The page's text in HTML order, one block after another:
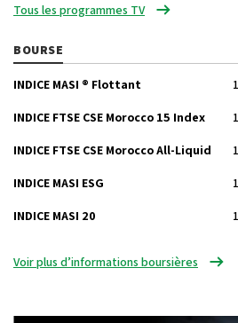
Tous les programmes TV
BOURSE
INDICE MASI ® Flottant
INDICE FTSE CSE Morocco 15 Index
INDICE FTSE CSE Morocco All-Liquid
INDICE MASI ESG
INDICE MASI 20
Voir plus d’informations boursières